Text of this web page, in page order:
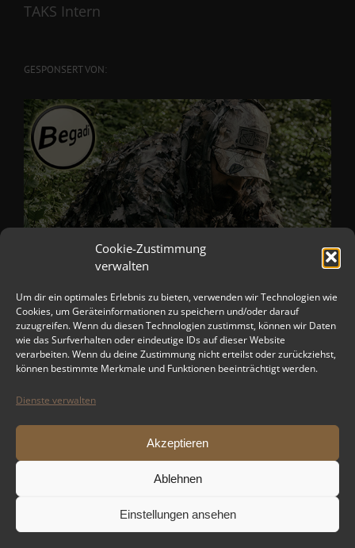
Cookie-Zustimmung
verwalten
Um dir ein optimales Erlebnis zu bieten, verwenden wir Technologien wie
Cookies, um Geräteinformationen zu speichern und/oder darauf
zuzugreifen. Wenn du diesen Technologien zustimmst, können wir Daten
wie das Surfverhalten oder eindeutige IDs auf dieser Website
verarbeiten. Wenn du deine Zustimmung nicht erteilst oder zurückziehst,
können bestimmte Merkmale und Funktionen beeinträchtigt werden.
Dienste verwalten
Akzeptieren
Ablehnen
Einstellungen ansehen
TAKS Intern
GESPONSERT VON: